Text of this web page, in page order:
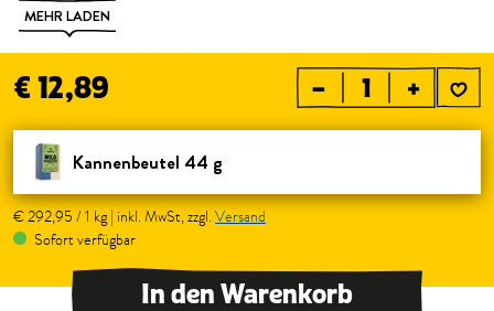
Volle Kanne Genuss: Ein Kannenbeutel reicht für eine Kanne
Exklusiv hier im Webshop, in den SONNENTOR Geschäften
sowie in der Gastronomie erhältlich.
MEHR LADEN
€ 12,89 – +
Kannenbeutel 44 g
€ 292,95 / 1 kg | inkl. MwSt, zzgl. Versand
Sofort verfügbar
In den Warenkorb